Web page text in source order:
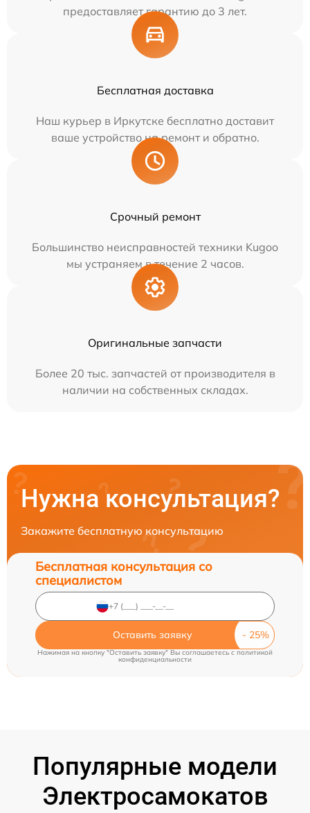
предоставляет гарантию до 3 лет.
Бесплатная доставка
Наш курьер в Иркутске бесплатно доставит
ваше устройство на ремонт и обратно.
Срочный ремонт
Большинство неисправностей техники Kugoo
мы устраняем в течение 2 часов.
Оригинальные запчасти
Более 20 тыс. запчастей от производителя в
наличии на собственных складах.
Нужна консультация?
Закажите бесплатную консультацию
Бесплатная консультация со
специалистом
Оставить заявку
Нажимая на кнопку "Оставить заявку" Вы соглашаетесь cполитикой
конфиденциальности
Популярные модели
Электросамокатов